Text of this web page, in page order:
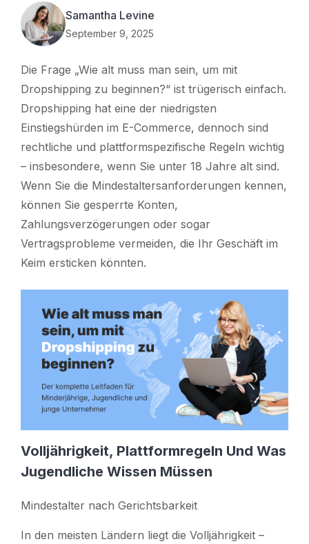
Samantha Levine
September 9, 2025
Die Frage „Wie alt muss man sein, um mit
Dropshipping zu beginnen?“ ist trügerisch einfach.
Dropshipping hat eine der niedrigsten
Einstiegshürden im E-Commerce, dennoch sind
rechtliche und plattformspezifische Regeln wichtig
– insbesondere, wenn Sie unter 18 Jahre alt sind.
Wenn Sie die Mindestaltersanforderungen kennen,
können Sie gesperrte Konten,
Zahlungsverzögerungen oder sogar
Vertragsprobleme vermeiden, die Ihr Geschäft im
Keim ersticken könnten.
Volljährigkeit, Plattformregeln Und Was
Jugendliche Wissen Müssen
Mindestalter nach Gerichtsbarkeit
In den meisten Ländern liegt die Volljährigkeit –